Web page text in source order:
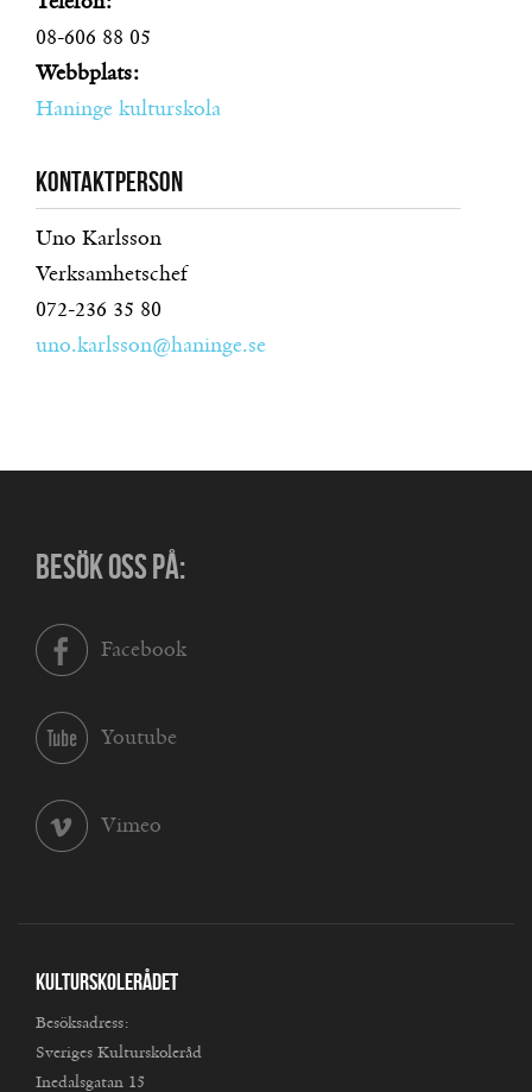
08-606 88 05
Webbplats:
Haninge kulturskola
Kontaktperson
Uno Karlsson
Verksamhetschef
072-236 35 80
uno.karlsson@haninge.se
BESÖK OSS PÅ:
Facebook
Youtube
Vimeo
Kulturskolerådet
Besöksadress:
Sveriges Kulturskoleråd
Inedalsgatan 15